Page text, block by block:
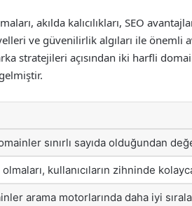
akılda kalıcılıkları, SEO
ve güvenilirlik algıları ile önemli
stratejileri açısından iki harfli
sınırlı sayıda olduğundan
olmaları, kullanıcıların zihninde
arama motorlarında daha iyi